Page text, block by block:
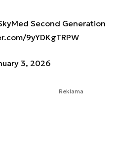
Second Generation
9yYDKgTRPW
3, 2026
Reklama